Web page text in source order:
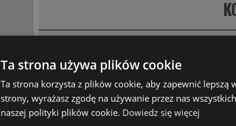
Tagi:wobler pstrągowy ,wobler na pstrąga,woblery na
Woblery
,Kleń / Jaź Pstrąg,Okoń,
Brzana
Ta strona używa plików cookie
Ta strona korzysta z plików cookie, aby zapewnić lepszą
strony, wyrażasz zgodę na używanie przez nas
naszej polityki plików cookie. Dowiedz się więcej